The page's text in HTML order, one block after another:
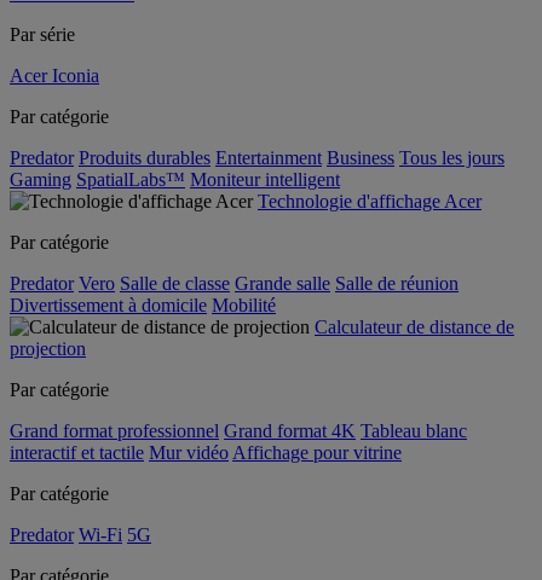
Par série
Acer Iconia
Par catégorie
Predator Produits durables Entertainment Business Tous les jours
Gaming SpatialLabs™ Moniteur intelligent
Technologie d'affichage Acer
Par catégorie
Predator Vero Salle de classe Grande salle Salle de réunion
Divertissement à domicile Mobilité
Calculateur de distance de
projection
Par catégorie
Grand format professionnel Grand format 4K Tableau blanc
interactif et tactile Mur vidéo Affichage pour vitrine
Par catégorie
Predator Wi-Fi 5G
Par catégorie